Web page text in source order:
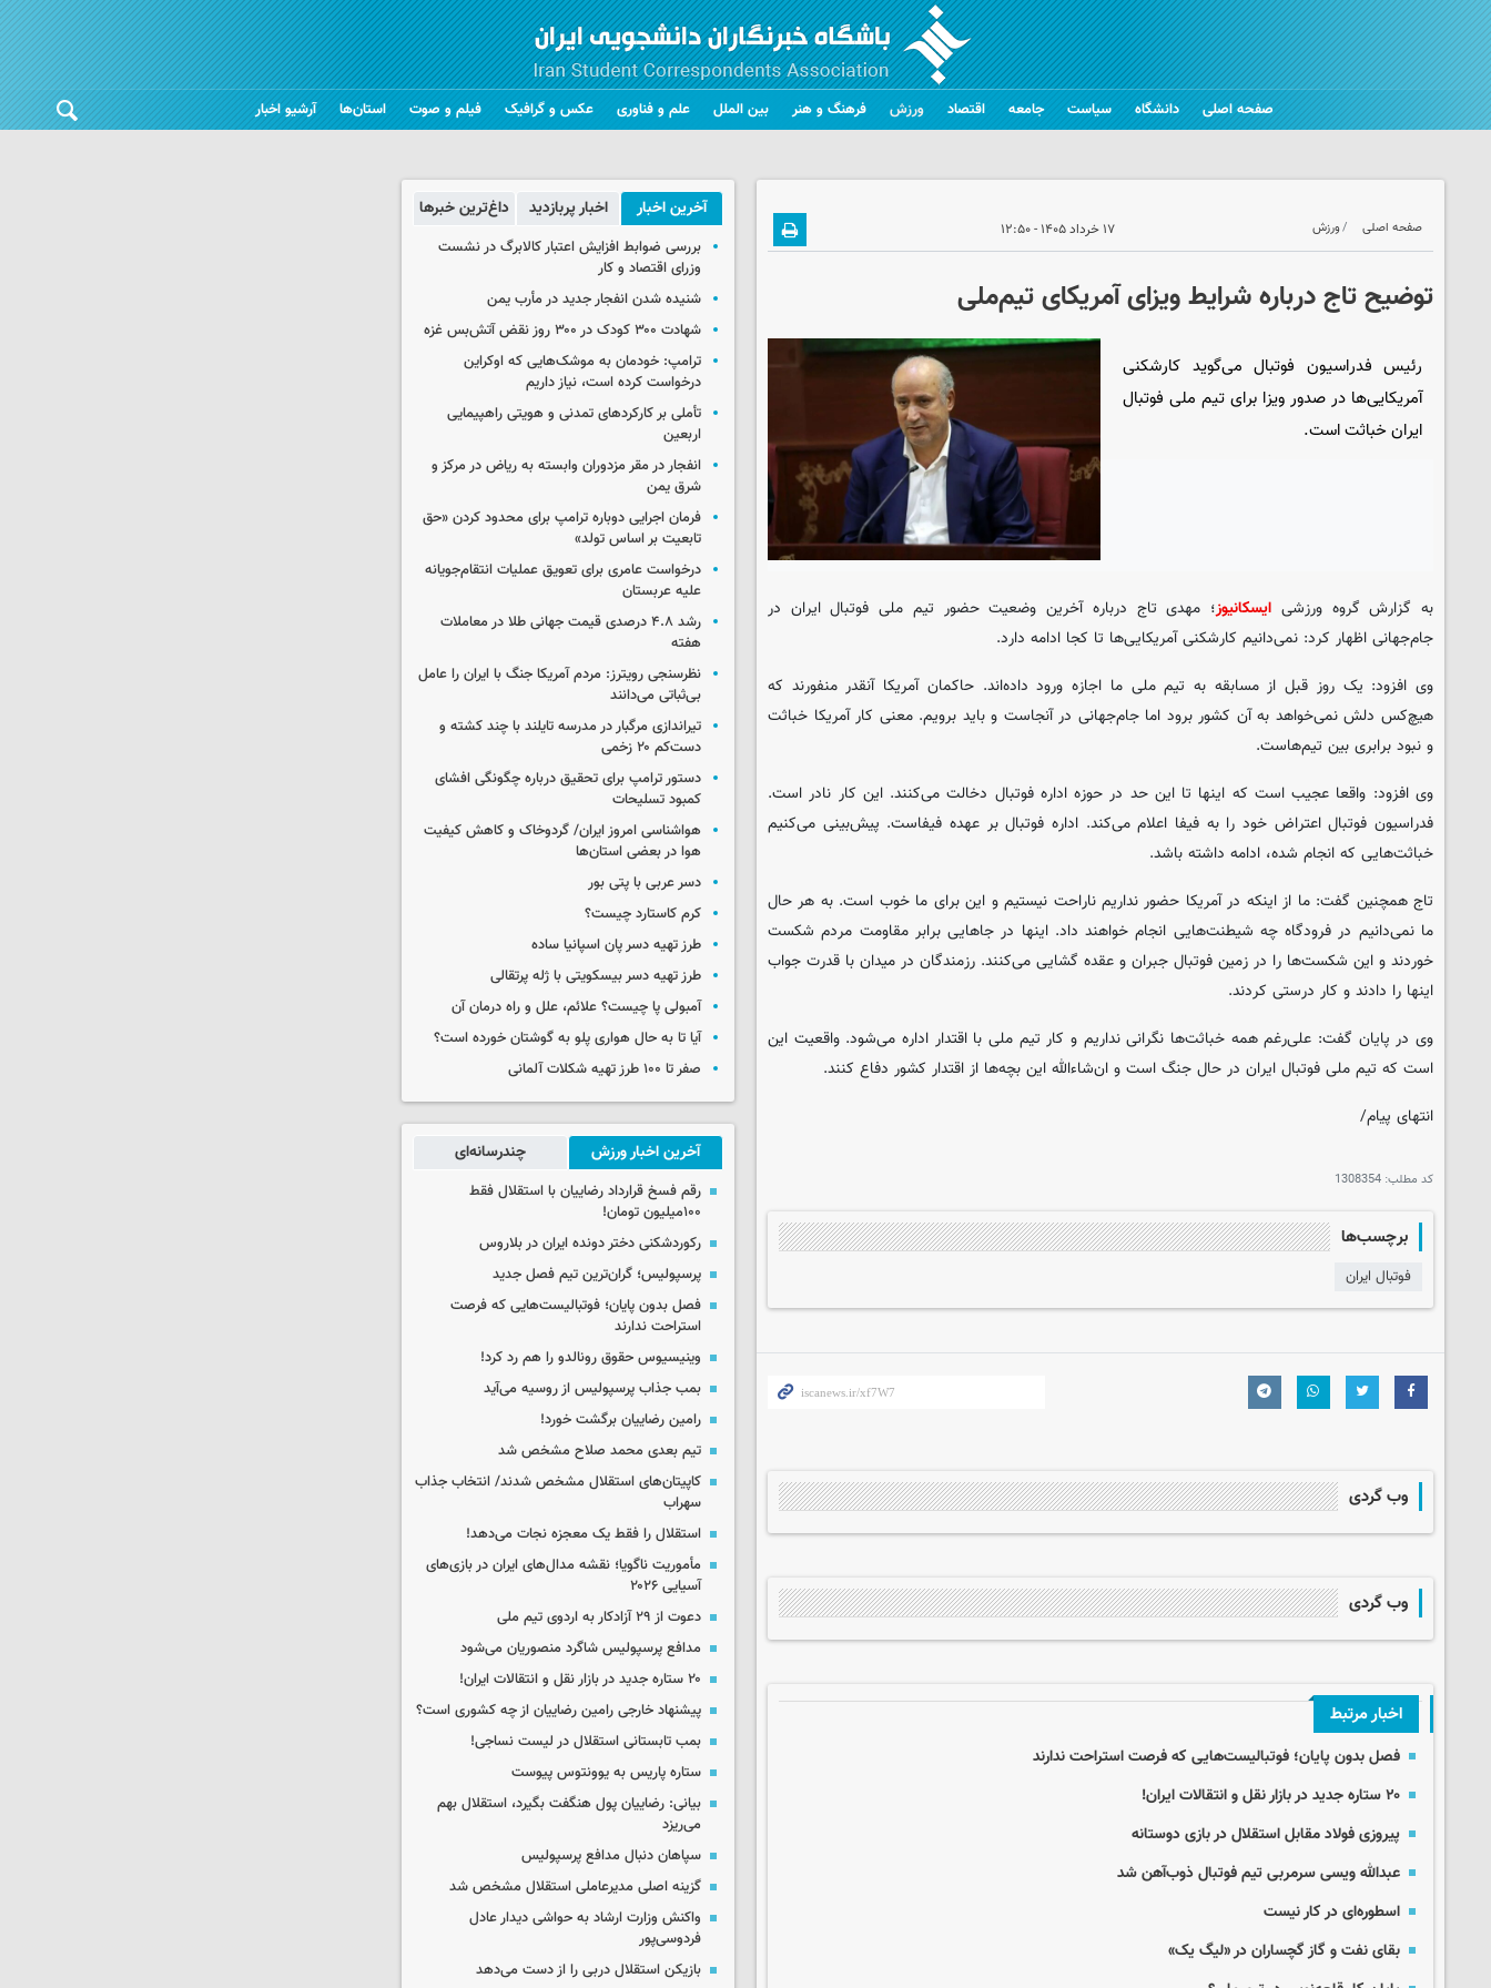
صفحه اصلی دانشگاه سیاست جامعه اقتصاد ورزش فرهنگ و هنر بین الملل علم و فناوری عکس و گرافیک فیلم و صوت استان‌ها آرشیو اخبار
صفحه اصلی ورزش ۱۷ خرداد ۱۴۰۵ - ۱۲:۵۰
توضیح تاج درباره شرایط ویزای آمریکای تیم‌ملی
رئیس فدراسیون فوتبال می‌گوید کارشکنی
آمریکایی‌ها در صدور ویزا برای تیم ملی فوتبال
ایران خباثت است.
به گزارش گروه ورزشی ایسکانیوز؛ مهدی تاج درباره آخرین وضعیت حضور تیم ملی فوتبال ایران در
جام‌جهانی اظهار کرد: نمی‌دانیم کارشکنی آمریکایی‌ها تا کجا ادامه دارد.
وی افزود: یک روز قبل از مسابقه به‌ تیم ملی ما اجازه ورود داده‌اند. حاکمان آمریکا آنقدر منفورند که
هیچ‌کس دلش نمی‌خواهد به آن کشور برود اما جام‌جهانی در آنجاست و باید برویم. معنی کار آمریکا خباثت
و نبود برابری بین‌ تیم‌هاست.
وی افزود: واقعا عجیب است که اینها تا این حد در حوزه اداره فوتبال دخالت می‌کنند. این کار نادر است.
فدراسیون فوتبال اعتراض خود را به فیفا اعلام می‌کند. اداره فوتبال بر عهده فیفاست. پیش‌بینی‌ می‌کنیم
خباثت‌هایی که انجام شده، ادامه داشته باشد.
تاج همچنین گفت: ما از اینکه در آمریکا حضور نداریم ناراحت نیستیم و این برای ما خوب است. به هر حال
ما نمی‌دانیم در فرودگاه چه شیطنت‌هایی انجام‌ خواهند داد. اینها در جاهایی برابر مقاومت مردم شکست
خوردند و این شکست‌ها را در زمین فوتبال جبران و عقده گشایی می‌کنند. رزمندگان در میدان با قدرت جواب
اینها را دادند و کار درستی کردند.
وی در پایان گفت: علی‌رغم همه خباثت‌ها نگرانی نداریم و کار تیم ملی با اقتدار اداره می‌شود. واقعیت این
است که تیم ملی فوتبال ایران در حال جنگ است و ان‌شاءالله این بچه‌ها از اقتدار کشور دفاع کنند.
انتهای پیام/
کد مطلب: 1308354
برچسب‌ها
فوتبال ایران
وب گردی
وب گردی
اخبار مرتبط
فصل بدون پایان؛ فوتبالیست‌هایی که فرصت استراحت ندارند
۲۰ ستاره جدید در بازار نقل و انتقالات ایران!
پیروزی فولاد مقابل استقلال در بازی دوستانه
عبدالله ویسی سرمربی تیم فوتبال ذوب‌آهن شد
اسطوره‌ای در کار نیست
بقای نفت و گاز گچساران در «لیگ یک»
آخرین اخبار اخبار پربازدید داغ‌ترین خبرها
بررسی ضوابط افزایش اعتبار کالابرگ در نشست
وزرای اقتصاد و کار
شنیده شدن انفجار جدید در مأرب یمن
شهادت ۳۰۰ کودک در ۳۰۰ روز نقض آتش‌بس غزه
ترامپ: خودمان به موشک‌هایی که اوکراین
درخواست کرده است، نیاز داریم
تأملی بر کارکردهای تمدنی و هویتی راهپیمایی
اربعین
انفجار در مقر مزدوران وابسته به ریاض در مرکز و
شرق یمن
فرمان اجرایی دوباره ترامپ برای محدود کردن «حق
تابعیت بر اساس تولد»
درخواست عامری برای تعویق عملیات انتقام‌جویانه
علیه عربستان
رشد ۴.۸ درصدی قیمت جهانی طلا در معاملات
هفته
نظرسنجی رویترز: مردم آمریکا جنگ با ایران را عامل
بی‌ثباتی می‌دانند
تیراندازی مرگبار در مدرسه‌ تایلند با چند کشته و
دست‌کم ۲۰ زخمی
دستور ترامپ برای تحقیق درباره چگونگی افشای
کمبود تسلیحات
هواشناسی امروز ایران/ گردوخاک و کاهش کیفیت
هوا در بعضی استان‌ها
دسر عربی با پتی بور
کرم کاستارد چیست؟
طرز تهیه دسر پان اسپانیا ساده
طرز تهیه دسر بیسکویتی با ژله پرتقالی
آمبولی پا چیست؟ علائم، علل و راه درمان آن
آیا تا به حال هواری پلو به گوشتان خورده است؟
صفر تا ۱۰۰ طرز تهیه شکلات آلمانی
آخرین اخبار ورزش چندرسانه‌ای
رقم فسخ قرارداد رضاییان با استقلال فقط
۱۰۰میلیون تومان!
رکوردشکنی دختر دونده ایران در بلاروس
پرسپولیس؛ گران‌ترین تیم فصل جدید
فصل بدون پایان؛ فوتبالیست‌هایی که فرصت
استراحت ندارند
وینیسیوس حقوق رونالدو را هم رد کرد!
بمب جذاب پرسپولیس از روسیه می‌آید
رامین رضاییان برگشت خورد!
تیم بعدی محمد صلاح مشخص شد
کاپیتان‌های استقلال مشخص شدند/ انتخاب جذاب
سهراب
استقلال را فقط یک معجزه نجات می‌دهد!
مأموریت ناگویا؛ نقشه مدال‌های ایران در بازی‌های
آسیایی ۲۰۲۶
دعوت از ۲۹ آزادکار به اردوی تیم ملی
مدافع پرسپولیس شاگرد منصوریان می‌شود
۲۰ ستاره جدید در بازار نقل و انتقالات ایران!
پیشنهاد خارجی رامین رضاییان از چه کشوری است؟
بمب تابستانی استقلال در لیست نساجی!
ستاره پاریس به یوونتوس پیوست
بیانی: رضاییان پول هنگفت بگیرد، استقلال بهم
می‌ریزد
سپاهان دنبال مدافع پرسپولیس
گزینه اصلی مدیرعاملی استقلال مشخص شد
واکنش وزارت ارشاد به حواشی دیدار عادل
فردوسی‌پور
بازیکن استقلال دربی را از دست می‌دهد